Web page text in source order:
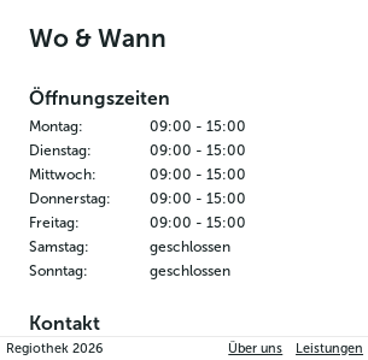
Wo & Wann
Öffnungszeiten
Montag: 09:00 - 15:00
Dienstag: 09:00 - 15:00
Mittwoch: 09:00 - 15:00
Donnerstag: 09:00 - 15:00
Freitag: 09:00 - 15:00
Samstag:
geschlossen
Sonntag: geschlossen
Kontakt
Weingut Diehl-Blees
Regiothek2026 Über uns Leistungen